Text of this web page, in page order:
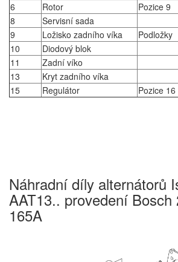
6
Rotor
Pozice 9
8
Servisní sada
9
Ložisko zadního víka
Podložky
10
Diodový blok
11
Zadní víko
13
Kryt zadního víka
15
Regulátor Pozice 16
Náhradní díly alternátorů
AAT13.. provedení Bosch
165A